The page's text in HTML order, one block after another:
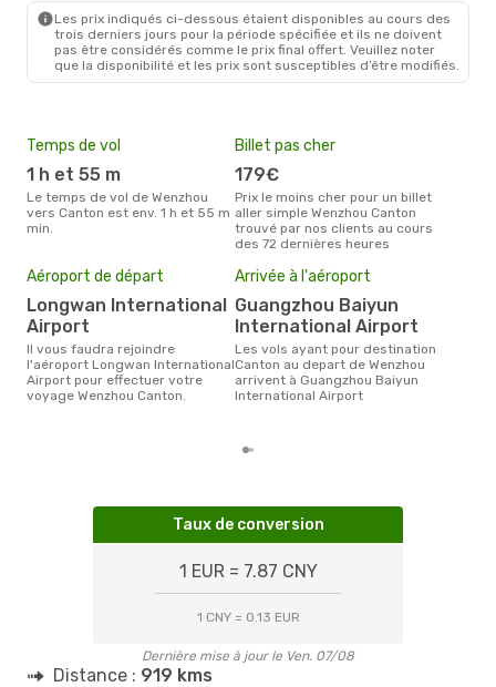
Les prix indiqués ci-dessous étaient disponibles au cours des
trois derniers jours pour la période spécifiée et ils ne doivent
pas être considérés comme le prix final offert. Veuillez noter
que la disponibilité et les prix sont susceptibles d’être modifiés.
Temps de vol
1 h et 55 m
Le temps de vol de Wenzhou
vers Canton est env. 1 h et 55 m
min.
Billet pas cher
179€
Prix le moins cher pour un billet
aller simple Wenzhou Canton
trouvé par nos clients au cours
des 72 dernières heures
Aéroport de départ
Longwan International
Airport
Il vous faudra rejoindre
l'aéroport Longwan International
Airport pour effectuer votre
voyage Wenzhou Canton.
Arrivée à l'aéroport
Guangzhou Baiyun
International Airport
Les vols ayant pour destination
Canton au depart de Wenzhou
arrivent à Guangzhou Baiyun
International Airport
Taux de conversion
1 EUR = 7.87 CNY
1 CNY = 0.13 EUR
Dernière mise à jour le Ven. 07/08
Distance : 919 kms